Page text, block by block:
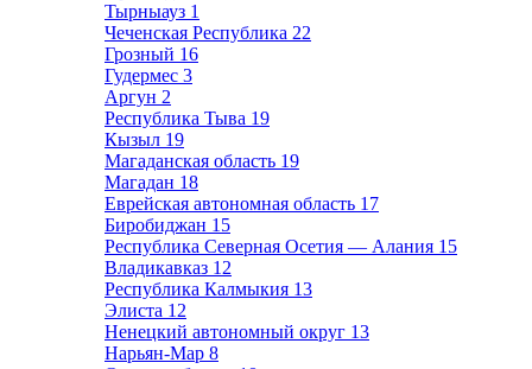
Тырныауз 1
Чеченская Республика 22
Грозный 16
Гудермес 3
Аргун 2
Республика Тыва 19
Кызыл 19
Магаданская область 19
Магадан 18
Еврейская автономная область 17
Биробиджан 15
Республика Северная Осетия — Алания 15
Владикавказ 12
Республика Калмыкия 13
Элиста 12
Ненецкий автономный округ 13
Нарьян-Мар 8